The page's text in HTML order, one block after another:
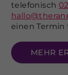
telefonisch
einen Termin
MEHR